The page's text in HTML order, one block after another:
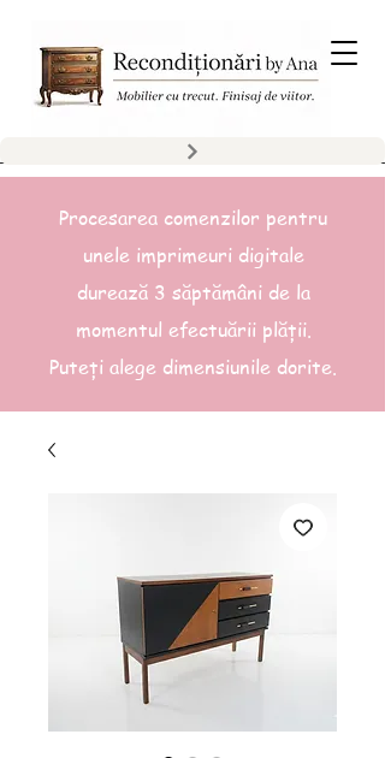
Procesarea comenzilor pentru
unele imprimeuri digitale
durează 3 săptămâni de la
momentul efectuării plății.
Puteți alege dimensiunile dorite.